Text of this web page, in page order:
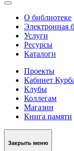
О библиотеке
Электронная
Услуги
Ресурсы
Каталоги
Проекты
Кабинет
Клубы
Коллегам
Магазин
Книга памяти
Закрыть меню